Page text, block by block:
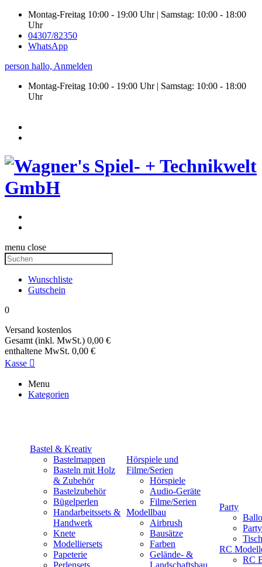
Montag-Freitag 10:00 - 19:00 Uhr | Samstag: 10:00 - 18:00
Uhr
04307/82350
WhatsApp
person hallo, Anmelden
Montag-Freitag 10:00 - 19:00 Uhr | Samstag: 10:00 - 18:00
Uhr
menu close
Wunschliste
Gutschein
0
Versand kostenlos
Gesamt (inkl. MwSt.) 0,00 €
enthaltene MwSt. 0,00 €
Kasse 
Menu
Kategorien
Bastel & Kreativ
Bastelmappen
Basteln mit Holz
& Zubehör
Bastelzubehör
Bügelperlen
Handarbeitssets &
Handwerk
Knete
Modelliersets
Papeterie
Perlensets
Hörspiele und
Filme/Serien
Hörspiele
Audio-Geräte
Filme/Serien
Modellbau
Airbrush
Bausätze
Farben
Gelände- &
Landschaftsbau
Party
RC
RC